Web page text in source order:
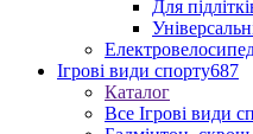
Для
Ігрові види спорту687
Каталог
Все Ігрові види